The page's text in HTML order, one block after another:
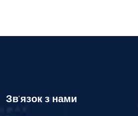
Зв'язок з нами